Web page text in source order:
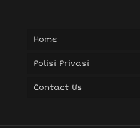
Home
Polisi Privasi
Contact Us